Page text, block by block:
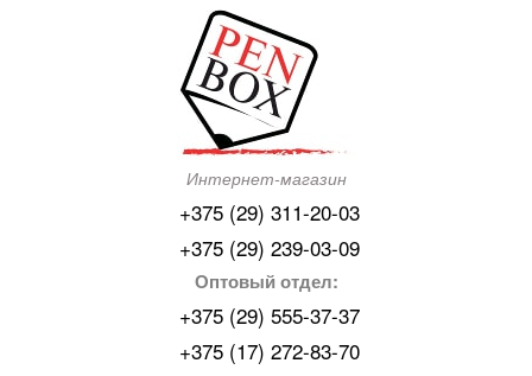
Интернет-магазин
+375 (29) 311-20-03
+375 (29) 239-03-09
Оптовый отдел:
+375 (29) 555-37-37
+375 (17) 272-83-70